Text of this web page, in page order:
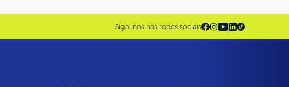
Siga-nos nas redes sociais